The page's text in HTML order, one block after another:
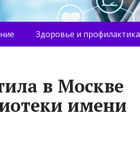
Здоровье и профилактика
в Москве
имени